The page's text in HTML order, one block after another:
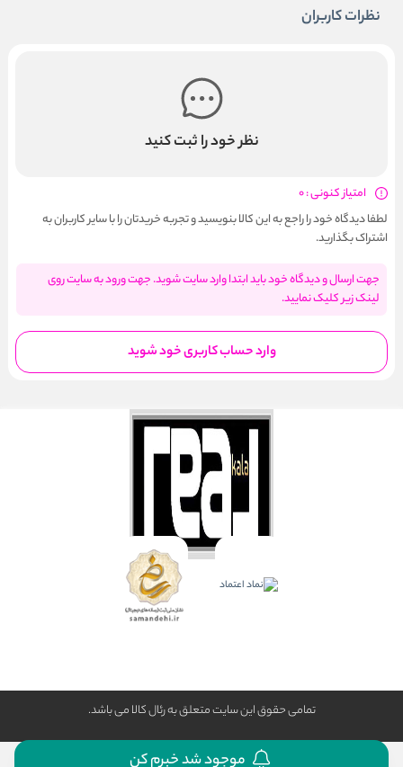
نظرات کاربران
نظر خود را ثبت کنید
امتیاز کنونی : 0
لطفا دیدگاه خود را راجع به این کالا بنویسید و تجربه خریدتان را با سایر کاربران به
اشتراک بگذارید.
جهت ارسال و دیدگاه خود باید ابتدا وارد سایت شوید. جهت ورود به سایت روی
لینک زیر کلیک نمایید.
وارد حساب کاربری خود شوید
تمامی حقوق این سایت متعلق به رئال كالا می باشد.